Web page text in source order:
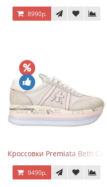
8990р.
Кроссовки Premiata Beth
9490р.